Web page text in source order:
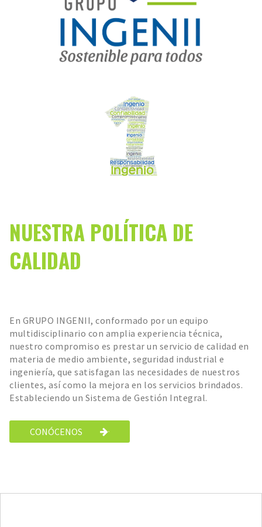
NUESTRA POLÍTICA DE
CALIDAD
En GRUPO INGENII, conformado por un equipo
multidisciplinario con amplia experiencia técnica,
nuestro compromiso es prestar un servicio de calidad en
materia de medio ambiente, seguridad industrial e
ingeniería, que satisfagan las necesidades de nuestros
clientes, así como la mejora en los servicios brindados.
Estableciendo un Sistema de Gestión Integral.
CONÓCENOS